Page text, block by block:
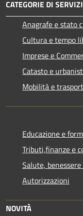
CATEGORIE DI
Anagrafe e stato
Cultura e tempo
Imprese e
Catasto e
Mobilità e
Educazione e
Tributi,finanze e
Salute,
Autorizzazioni
NOVITÀ